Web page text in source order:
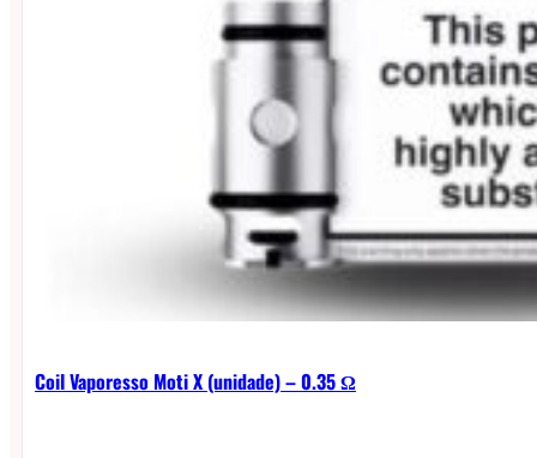
Coil Vaporesso Moti X (unidade) – 0.35 Ω